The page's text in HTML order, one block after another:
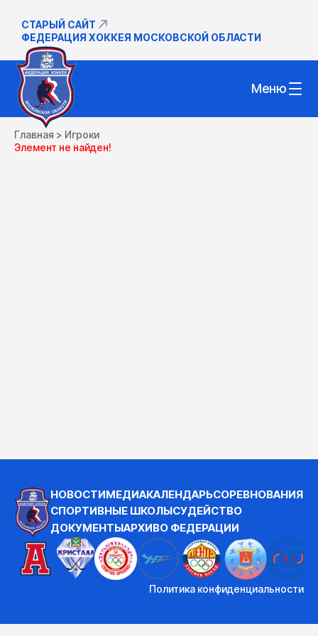
СТАРЫЙ САЙТ
ФЕДЕРАЦИЯ ХОККЕЯ МОСКОВСКОЙ ОБЛАСТИ
Меню
Главная > Игроки
Элемент не найден!
НОВОСТИМЕДИАКАЛЕНДАРЬСОРЕВНОВАНИЯ
СПОРТИВНЫЕ ШКОЛЫСУДЕЙСТВО
ДОКУМЕНТЫАРХИВО ФЕДЕРАЦИИ
Политика конфиденциальности